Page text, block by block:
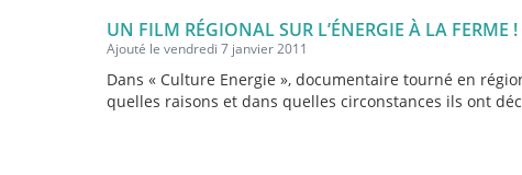
UN FILM RÉGIONAL SUR L’ÉNERGIE À LA FERME !
Ajouté le vendredi 7 janvier 2011
Dans « Culture Energie », documentaire tourné en
quelles raisons et dans quelles circonstances ils ont